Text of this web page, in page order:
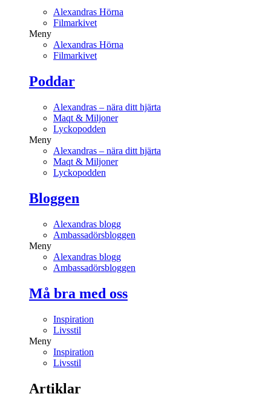
Alexandras Hörna
Filmarkivet
Meny
Alexandras Hörna
Filmarkivet
Poddar
Alexandras – nära ditt hjärta
Maqt & Miljoner
Lyckopodden
Meny
Alexandras – nära ditt hjärta
Maqt & Miljoner
Lyckopodden
Bloggen
Alexandras blogg
Ambassadörsbloggen
Meny
Alexandras blogg
Ambassadörsbloggen
Må bra med oss
Inspiration
Livsstil
Meny
Inspiration
Livsstil
Artiklar